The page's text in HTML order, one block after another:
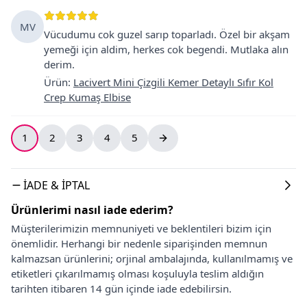
MV
Vücudumu cok guzel sarıp toparladı. Özel bir akşam
yemeği için aldim, herkes cok begendi. Mutlaka alın
derim.
Ürün: Lacivert Mini Çizgili Kemer Detaylı Sıfır Kol
Crep Kumaş Elbise
1 2 3 4 5
İADE & İPTAL
Ürünlerimi nasıl iade ederim?
Müşterilerimizin memnuniyeti ve beklentileri bizim için
önemlidir. Herhangi bir nedenle siparişinden memnun
kalmazsan ürünlerini; orjinal ambalajında, kullanılmamış ve
etiketleri çıkarılmamış olması koşuluyla teslim aldığın
tarihten itibaren 14 gün içinde iade edebilirsin.